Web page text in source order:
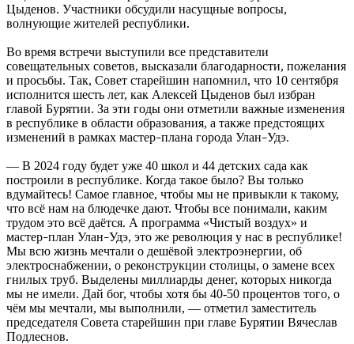
Цыденов. Участники обсудили насущные вопросы,
волнующие жителей республики.
Во время встречи выступили все представители
совещательных советов, высказали благодарности, пожелания
и просьбы. Так, Совет старейшин напомнил, что 10 сентября
исполнится шесть лет, как Алексей Цыденов был избран
главой Бурятии. За эти годы они отметили важные изменения
в республике в области образования, а также предстоящих
изменений в рамках мастер–плана города Улан–Удэ.
— В 2024 году будет уже 40 школ и 44 детских сада как
построили в республике. Когда такое было? Вы только
вдумайтесь! Самое главное, чтобы мы не привыкли к такому,
что всё нам на блюдечке дают. Чтобы все понимали, каким
трудом это всё даётся. А программа «Чистый воздух» и
мастер–план Улан–Удэ, это же революция у нас в республике!
Мы всю жизнь мечтали о дешёвой электроэнергии, об
электроснабжении, о реконструкции столицы, о замене всех
гнилых труб. Выделены миллиарды денег, которых никогда
мы не имели. Дай бог, чтобы хотя бы 40-50 процентов того, о
чём мы мечтали, мы выполнили, — отметил заместитель
председателя Совета старейшин при главе Бурятии Вячеслав
Подлеснов.